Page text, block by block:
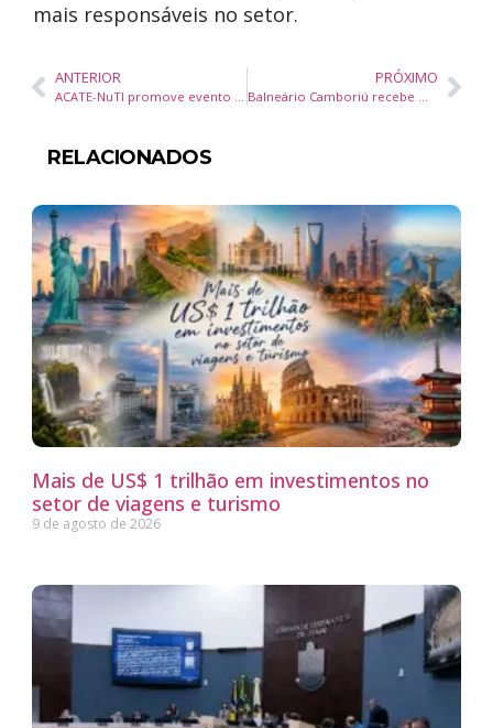
mais responsáveis no setor.
ANTERIOR
ACATE-NuTI promove evento sobre internacionalização de startups em Itajaí
PRÓXIMO
Balneário Camboriú recebe mostra de cinema infantil com filmes nacionais, debates e oficina gratuita
RELACIONADOS
Mais de US$ 1 trilhão em investimentos no
setor de viagens e turismo
9 de agosto de 2026